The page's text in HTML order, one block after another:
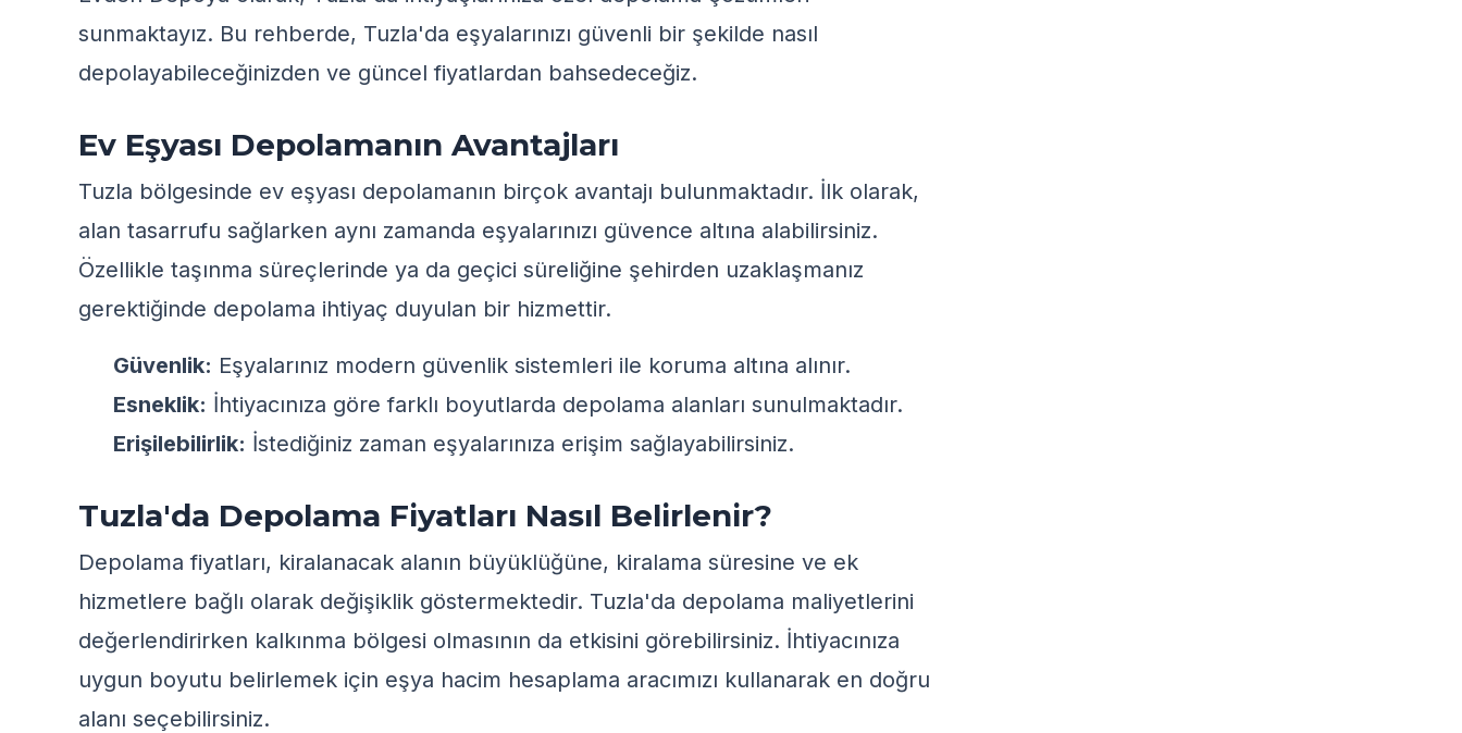
sunmaktayız. Bu rehberde, Tuzla'da eşyalarınızı güvenli bir şekilde nasıl
depolayabileceğinizden ve güncel fiyatlardan bahsedeceğiz.
Ev Eşyası Depolamanın Avantajları
Tuzla bölgesinde ev eşyası depolamanın birçok avantajı bulunmaktadır. İlk olarak,
alan tasarrufu sağlarken aynı zamanda eşyalarınızı güvence altına alabilirsiniz.
Özellikle taşınma süreçlerinde ya da geçici süreliğine şehirden uzaklaşmanız
gerektiğinde depolama ihtiyaç duyulan bir hizmettir.
Güvenlik: Eşyalarınız modern güvenlik sistemleri ile koruma altına alınır.
Esneklik: İhtiyacınıza göre farklı boyutlarda depolama alanları sunulmaktadır.
Erişilebilirlik: İstediğiniz zaman eşyalarınıza erişim sağlayabilirsiniz.
Tuzla'da Depolama Fiyatları Nasıl Belirlenir?
Depolama fiyatları, kiralanacak alanın büyüklüğüne, kiralama süresine ve ek
hizmetlere bağlı olarak değişiklik göstermektedir. Tuzla'da depolama maliyetlerini
değerlendirirken kalkınma bölgesi olmasının da etkisini görebilirsiniz. İhtiyacınıza
uygun boyutu belirlemek için eşya hacim hesaplama aracımızı kullanarak en doğru
alanı seçebilirsiniz.